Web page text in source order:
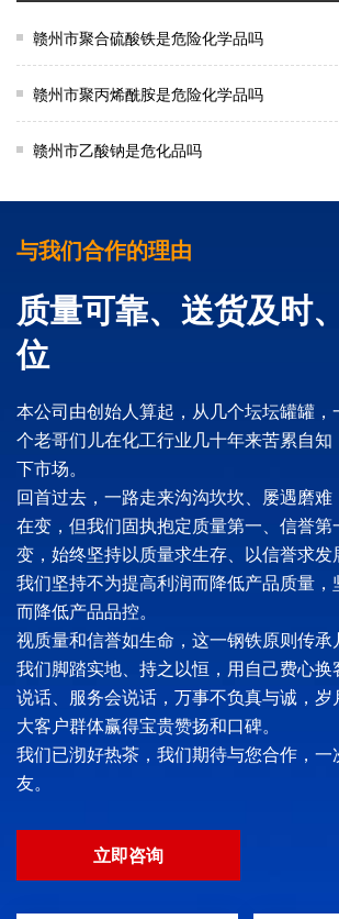
赣州市聚合硫酸铁是危险化学品吗
赣州市聚丙烯酰胺是危险化学品吗
赣州市乙酸钠是危化品吗
与我们合作的理由
质量可靠、送货及时
位
本公司由创始人算起，从几个坛坛罐罐
个老哥们儿在化工行业几十年来苦累自
下市场。
回首过去，一路走来沟沟坎坎、屡遇磨
在变，但我们固执抱定质量第一、信誉第
变，始终坚持以质量求生存、以信誉求发
我们坚持不为提高利润而降低产品质量
而降低产品品控。
视质量和信誉如生命，这一钢铁原则传承
我们脚踏实地、持之以恒，用自己费心
说话、服务会说话，万事不负真与诚，
大客户群体赢得宝贵赞扬和口碑。
我们已沏好热茶，我们期待与您合作，一
友。
立即咨询